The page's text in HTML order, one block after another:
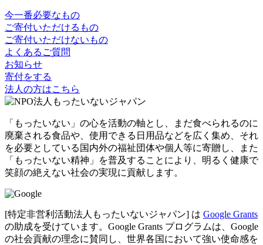
今一番必要なもの
ご寄付いただけるもの
ご寄付いただけないもの
よくあるご質問
お知らせ
寄付をする
法人の方はこちら
「もったいない」の心を活動の軸とし、まだ食べられるのに
廃棄される食品や、使用できる日用品などを広く集め、それ
を必要としている国内外の福祉団体や個人等に寄贈し、また
「もったいない精神」を普及することにより、明るく健康で
笑顔の絶えない社会の実現に貢献します。
[特定非営利活動法人もったいないジャパン] は Google Grants
の助成を受けています。Google Grants プログラムは、Google
の社会貢献の理念に賛同し、世界各国において強い使命感を